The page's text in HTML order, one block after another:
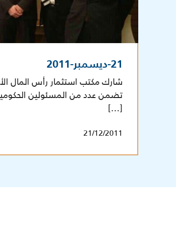
21-ديسمبر-2011
شارك مكتب استثمار رأس المال
تضمن عدد من المسئولين
[…]
21/12/2011